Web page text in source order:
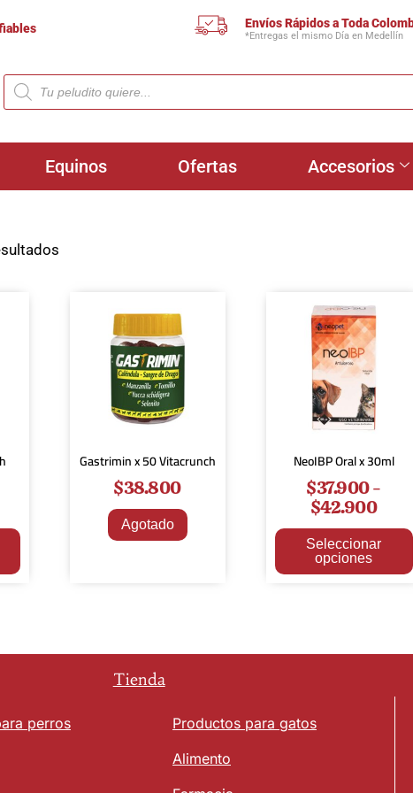
Envíos Rápidos a Toda
*Entregas el mismo Día en Medellín
Equinos Ofertas Accesorios
Gastrimin x 50 Vitacrunch
$38.800
Agotado
NeoIBP Oral x 30ml
$37.900-
$42.900
Seleccionar
opciones
Tienda
perros
Productos para gatos
Alimento